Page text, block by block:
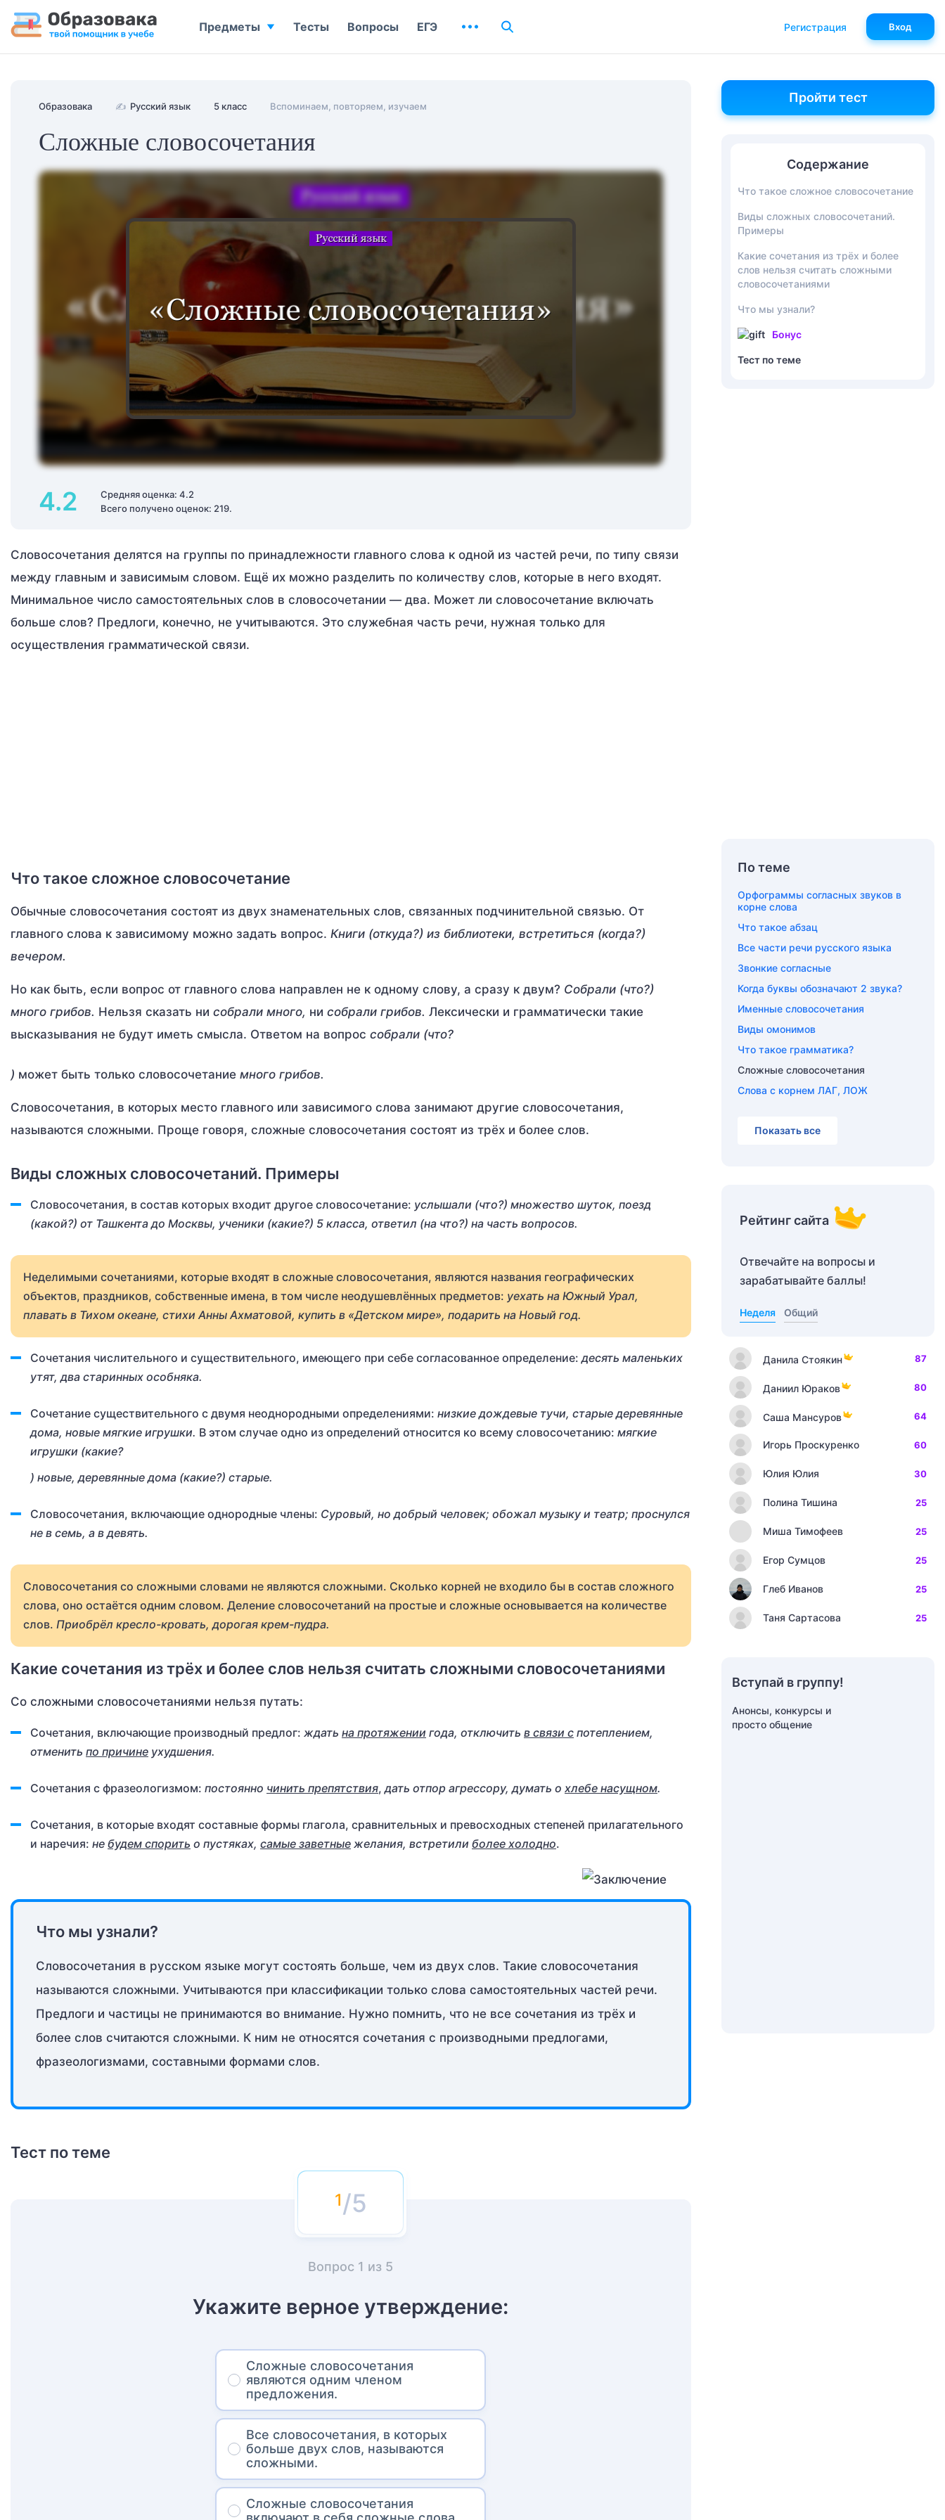
Образовака ✍ Русский язык 5 класс Вспоминаем, повторяем, изучаем
Сложные словосочетания
4.2
Средняя оценка: 4.2
Всего получено оценок: 219.
Словосочетания делятся на группы по принадлежности главного слова к одной из частей речи, по типу связи
между главным и зависимым словом. Ещё их можно разделить по количеству слов, которые в него входят.
Минимальное число самостоятельных слов в словосочетании — два. Может ли словосочетание включать
больше слов? Предлоги, конечно, не учитываются. Это служебная часть речи, нужная только для
осуществления грамматической связи.
Что такое сложное словосочетание
Обычные словосочетания состоят из двух знаменательных слов, связанных подчинительной связью. От
главного слова к зависимому можно задать вопрос. Книги (откуда?) из библиотеки, встретиться (когда?)
вечером.
Но как быть, если вопрос от главного слова направлен не к одному слову, а сразу к двум? Собрали (что?)
много грибов. Нельзя сказать ни собрали много, ни собрали грибов. Лексически и грамматически такие
высказывания не будут иметь смысла. Ответом на вопрос собрали (что?
) может быть только словосочетание много грибов.
Словосочетания, в которых место главного или зависимого слова занимают другие словосочетания,
называются сложными. Проще говоря, сложные словосочетания состоят из трёх и более слов.
Виды сложных словосочетаний. Примеры
Словосочетания, в состав которых входит другое словосочетание: услышали (что?) множество шуток, поезд
(какой?) от Ташкента до Москвы, ученики (какие?) 5 класса, ответил (на что?) на часть вопросов.
Неделимыми сочетаниями, которые входят в сложные словосочетания, являются названия географических
объектов, праздников, собственные имена, в том числе неодушевлённых предметов: уехать на Южный Урал,
плавать в Тихом океане, стихи Анны Ахматовой, купить в «Детском мире», подарить на Новый год.
Сочетания числительного и существительного, имеющего при себе согласованное определение:десять маленьких
утят, два старинных особняка.
Сочетание существительного с двумя неоднородными определениями: низкие дождевые тучи, старые деревянные
дома, новые мягкие игрушки. В этом случае одно из определений относится ко всему словосочетанию: мягкие
игрушки (какие?
) новые, деревянные дома (какие?) старые.
Словосочетания, включающие однородные члены: Суровый, но добрый человек; обожал музыку и театр; проснулся
не в семь, а в девять.
Словосочетания со сложными словами не являются сложными. Сколько корней не входило бы в состав сложного
слова, оно остаётся одним словом. Деление словосочетаний на простые и сложные основывается на количестве
слов. Приобрёл кресло-кровать, дорогая крем-пудра.
Какие сочетания из трёх и более слов нельзя считать сложными словосочетаниями
Со сложными словосочетаниями нельзя путать:
Сочетания, включающие производный предлог: ждать на протяжении года, отключить в связи с потеплением,
отменить по причине ухудшения.
Сочетания с фразеологизмом: постоянно чинить препятствия,дать отпор агрессору, думать о хлебе насущном.
Сочетания, в которые входят составные формы глагола, сравнительных и превосходных степеней прилагательного
и наречия: не будем спорить о пустяках, самые заветные желания, встретили более холодно.
Что мы узнали?
Словосочетания в русском языке могут состоять больше, чем из двух слов. Такие словосочетания
называются сложными. Учитываются при классификации только слова самостоятельных частей речи.
Предлоги и частицы не принимаются во внимание. Нужно помнить, что не все сочетания из трёх и
более слов считаются сложными. К ним не относятся сочетания с производными предлогами,
фразеологизмами, составными формами слов.
Тест по теме
/5
Вопрос 1 из 5
Укажите верное утверждение:
Сложные словосочетания
являются одним членом
предложения.
Все словосочетания, в которых
больше двух слов, называются
сложными.
Сложные словосочетания
Пройти тест
Содержание
Что такое сложное словосочетание
Виды сложных словосочетаний.
Примеры
Какие сочетания из трёх и более
слов нельзя считать сложными
словосочетаниями
Что мы узнали?
Бонус
Тест по теме
По теме
Орфограммы согласных звуков в
корне слова
Что такое абзац
Все части речи русского языка
Звонкие согласные
Когда буквы обозначают 2 звука?
Именные словосочетания
Виды омонимов
Что такое грамматика?
Сложные словосочетания
Слова с корнем ЛАГ, ЛОЖ
Показать все
Рейтинг сайта
Отвечайте на вопросы и
зарабатывайте баллы!
Неделя Общий
Данила Стоякин 87
Даниил Юраков 80
Саша Мансуров 64
Игорь Проскуренко 60
Юлия Юлия 30
Полина Тишина 25
Миша Тимофеев 25
Егор Сумцов 25
Глеб Иванов 25
Таня Сартасова 25
Вступай в группу!
Анонсы, конкурсы и
просто общение
Предметы Тесты Вопросы ЕГЭ Регистрация Вход